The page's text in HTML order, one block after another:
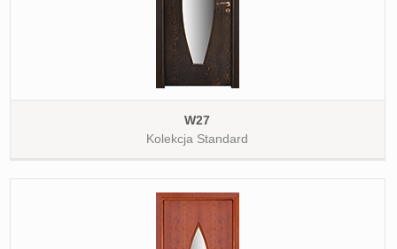
W27
Kolekcja Standard